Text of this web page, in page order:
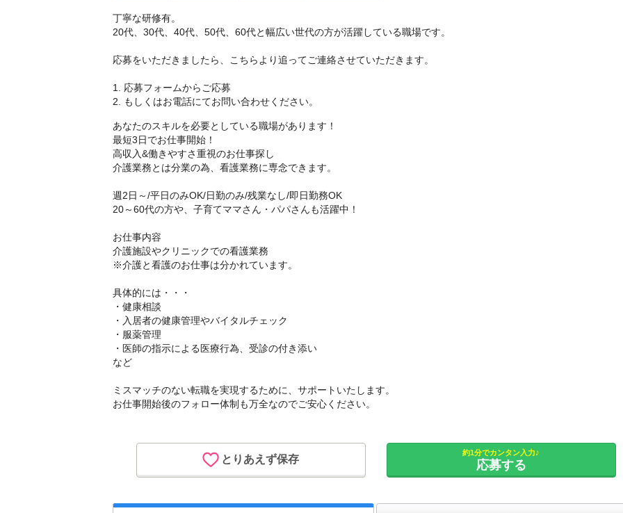
丁寧な研修有。
20代、30代、40代、50代、60代と幅広い世代の方が活躍している職場です。
応募をいただきましたら、こちらより追ってご連絡させていただきます。
1. 応募フォームからご応募
2. もしくはお電話にてお問い合わせください。
あなたのスキルを必要としている職場があります！
最短3日でお仕事開始！
高収入&働きやすさ重視のお仕事探し
介護業務とは分業の為、看護業務に専念できます。
週2日～/平日のみOK/日勤のみ/残業なし/即日勤務OK
20～60代の方や、子育てママさん・パパさんも活躍中！
お仕事内容
介護施設やクリニックでの看護業務
※介護と看護のお仕事は分かれています。
具体的には・・・
・健康相談
・入居者の健康管理やバイタルチェック
・服薬管理
・医師の指示による医療行為、受診の付き添い
など
ミスマッチのない転職を実現するために、サポートいたします。
お仕事開始後のフォロー体制も万全なのでご安心ください。
とりあえず保存
約1分でカンタン入力♪
応募する